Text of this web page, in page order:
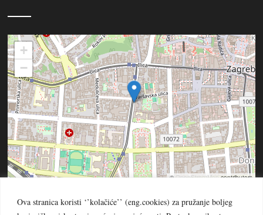
Ova stranica koristi ‘’kolačiće’’ (eng.cookies) za pružanje boljeg
+
−
©OpenStreetMapcontributors